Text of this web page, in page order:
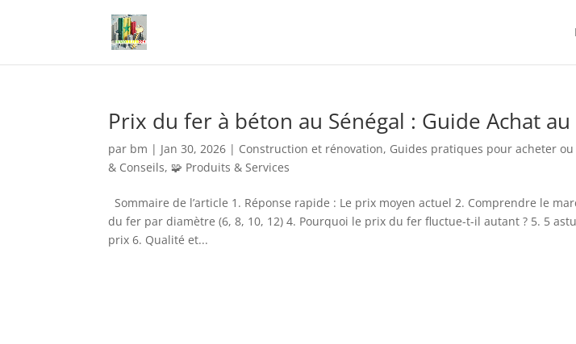
Prix du fer à béton au Sénégal : Guide Achat
par bm | Jan 30, 2026 | Construction et rénovation, Guides pratiques pour acheter
& Conseils, 🧩 Produits & Services
Sommaire de l’article 1. Réponse rapide : Le prix moyen actuel 2. Comprendre le
du fer par diamètre (6, 8, 10, 12) 4. Pourquoi le prix du fer fluctue-t-il autant ? 5. 5
prix 6. Qualité et...